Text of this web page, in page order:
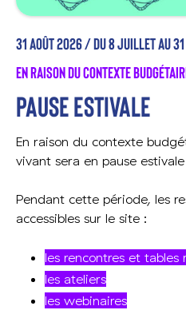
31 août 2026 /du 8 juillet au
En raison du contexte
Pause estivale
En raison du contexte
vivant sera en pause
Pendant cette période, les
accessibles sur le site :
les rencontres et tables
les ateliers
les webinaires